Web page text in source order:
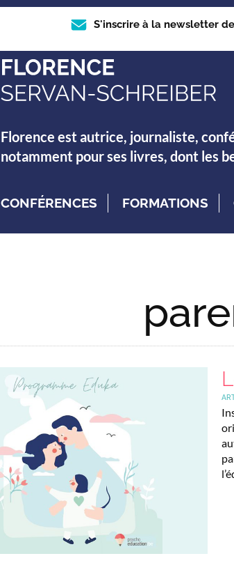
S'inscrire à la newsletter
Florence est autrice, journaliste,
notamment pour ses livres, dont les
CONFÉRENCES FORMATIONS